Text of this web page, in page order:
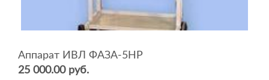
Аппарат ИВЛ ФАЗА-5НР
25 000.00 руб.